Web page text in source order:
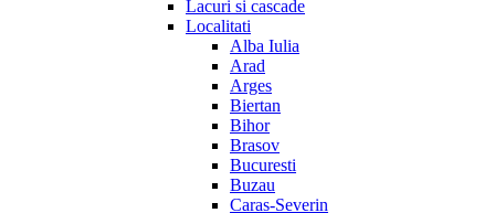
Lacuri si cascade
Localitati
Alba Iulia
Arad
Arges
Biertan
Bihor
Brasov
Bucuresti
Buzau
Caras-Severin